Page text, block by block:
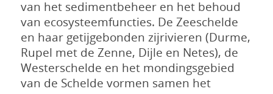
van het sedimentbeheer en het behoud
van ecosysteemfuncties. De Zeeschelde
en haar getijgebonden zijrivieren (Durme,
Rupel met de Zenne, Dijle en Netes), de
Westerschelde en het mondingsgebied
van de Schelde vormen samen het